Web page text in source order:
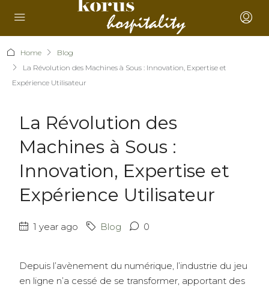
Home
Blog
La Révolution des Machines à Sous : Innovation, Expertise et
Expérience Utilisateur
La Révolution des
Machines à Sous :
Innovation, Expertise et
Expérience Utilisateur
1 year ago Blog 0
Depuis l’avènement du numérique, l’industrie du jeu
en ligne n’a cessé de se transformer, apportant des